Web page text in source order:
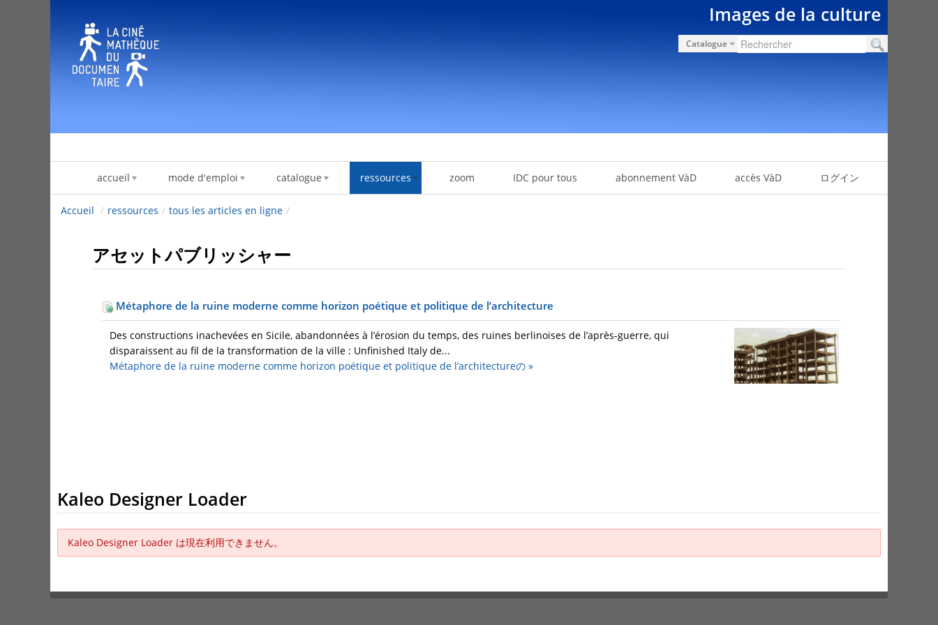
Images de la culture
Catalogue
accueil mode d'emploi catalogue ressources zoom IDC pour tous abonnement VàD accès VàD ログイン
Accueil / ressources / tous les articles en ligne /
アセットパブリッシャー
Métaphore de la ruine moderne comme horizon poétique et politique de l’architecture
Des constructions inachevées en Sicile, abandonnées à l’érosion du temps, des ruines berlinoises de l’après-guerre, qui
disparaissent au fil de la transformation de la ville : Unfinished Italy de...
Métaphore de la ruine moderne comme horizon poétique et politique de l’architectureの »
Kaleo Designer Loader
Kaleo Designer Loader は現在利用できません。